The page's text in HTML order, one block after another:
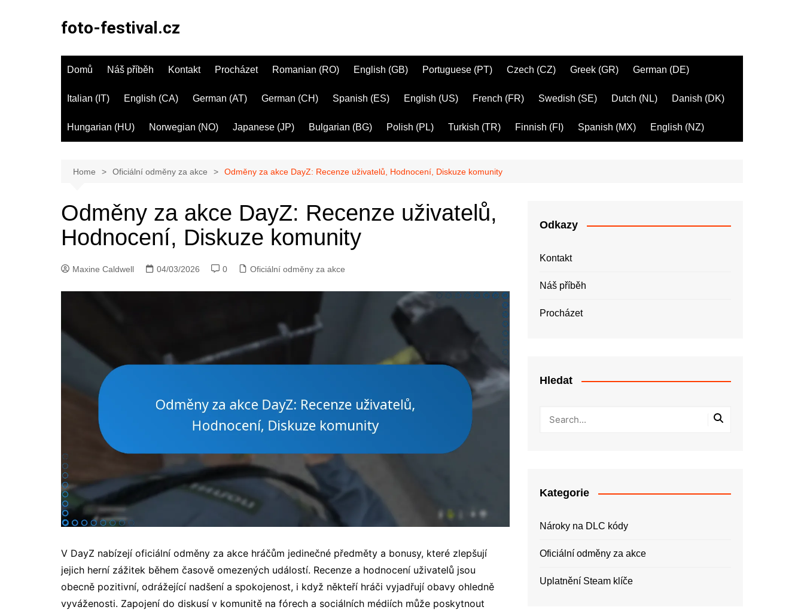
foto-festival.cz
Domů Náš příběh Kontakt Procházet Romanian (RO) English (GB) Portuguese (PT) Czech (CZ) Greek (GR) German (DE)
Italian (IT) English (CA) German (AT) German (CH) Spanish (ES) English (US) French (FR) Swedish (SE) Dutch (NL) Danish (DK)
Hungarian (HU) Norwegian (NO) Japanese (JP) Bulgarian (BG) Polish (PL) Turkish (TR) Finnish (FI) Spanish (MX) English (NZ)
Home Oficiální odměny za akce Odměny za akce DayZ: Recenze uživatelů, Hodnocení, Diskuze komunity
Odměny za akce DayZ: Recenze uživatelů,
Hodnocení, Diskuze komunity
Maxine Caldwell 04/03/2026 0 Oficiální odměny za akce
V DayZ nabízejí oficiální odměny za akce hráčům jedinečné předměty a bonusy, které zlepšují
jejich herní zážitek během časově omezených událostí. Recenze a hodnocení uživatelů jsou
obecně pozitivní, odrážející nadšení a spokojenost, i když někteří hráči vyjadřují obavy ohledně
vyváženosti. Zapojení do diskusí v komunitě na fórech a sociálních médiích může poskytnout
Odkazy
Kontakt
Náš příběh
Procházet
Hledat
Kategorie
Nároky na DLC kódy
Oficiální odměny za akce
Uplatnění Steam klíče